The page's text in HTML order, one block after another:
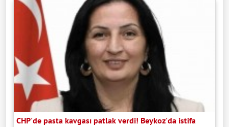
CHP'de pasta kavgası patlak verdi! Beykoz'da istifa